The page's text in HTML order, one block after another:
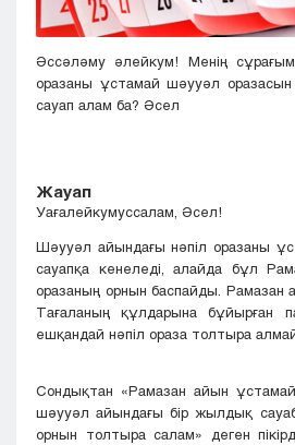
Әссәләму әлейкум! Менің
оразаны ұстамай шәууәл
сауап алам ба? Әсел
Жауап
Уағалейкумуссалам, Әсел!
Шәууәл айындағы нәпіл оразаны
сауапқа кенеледі, алайда бұл
оразаның орнын баспайды. Рамазан
Тағаланың құлдарына бұйырған
ешқандай нәпіл ораза толтыра
Сондықтан «Рамазан айын ұстамай,
шәууәл айындағы бір жылдық
орнын толтыра салам» деген